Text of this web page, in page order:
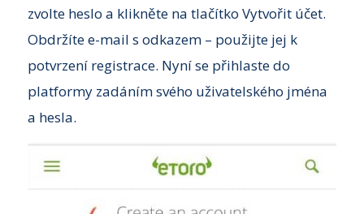
zvolte heslo a klikněte na tlačítko Vytvořit účet.
Obdržíte e-mail s odkazem – použijte jej k
potvrzení registrace. Nyní se přihlaste do
platformy zadáním svého uživatelského jména
a hesla.